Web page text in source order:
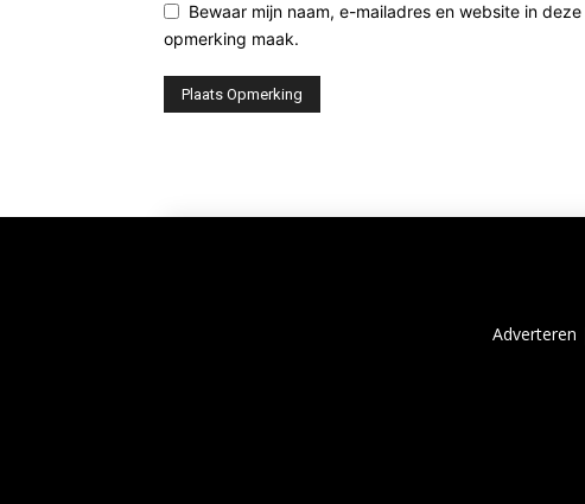
Bewaar mijn naam, e-mailadres en website in
opmerking maak.
Adverteren